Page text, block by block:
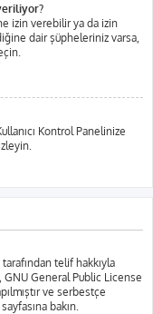
izin verebilir ya da izin
dair şüpheleriniz varsa,
Kontrol Panelinize
tarafından telif hakkıyla
GNU General Public License
ve serbestçe
sayfasına bakın.